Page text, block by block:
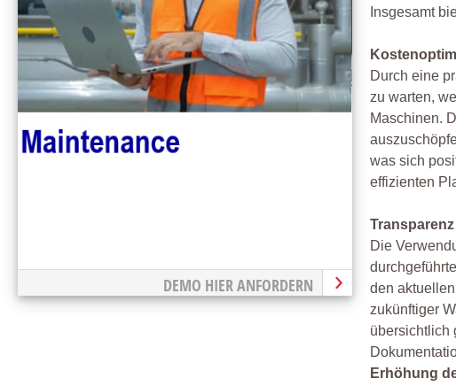
DEMO HIER ANFORDERN
Insgesamt
Durch eine
zu warten,
Maschinen.
was sich
effizienten
Die
den
zukünftiger
übersichtlich
Erhöhung